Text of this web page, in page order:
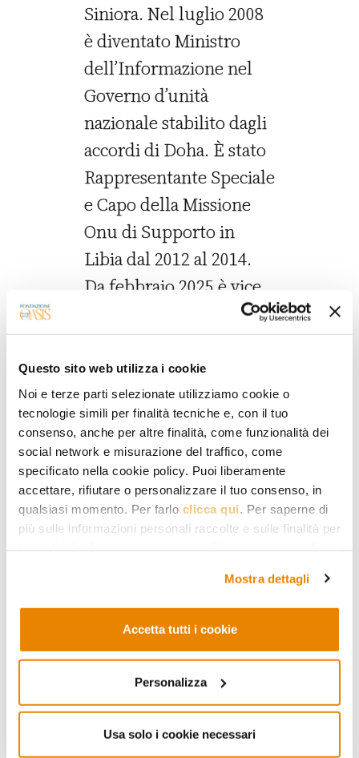
Questo sito web utilizza i cookie
Noi e terze parti selezionate utilizziamo cookie o
tecnologie simili per finalità tecniche e, con il tuo
consenso, anche per altre finalità, come funzionalità dei
social network e misurazione del traffico, come
specificato nella cookie policy. Puoi liberamente
accettare, rifiutare o personalizzare il tuo consenso, in
qualsiasi momento. Per farlo clicca qui . Per saperne di
più sulle informazioni personali raccolte e sulle finalità per
Mostra dettagli
Accetta tutti i cookie
Personalizza
Usa solo i cookie necessari
Siniora. Nel luglio 2008
è diventato Ministro
dell’Informazione nel
Governo d’unità
nazionale stabilito dagli
accordi di Doha. È stato
Rappresentante Speciale
e Capo della Missione
Onu di Supporto in
Libia dal 2012 al 2014.
Da febbraio 2025 è vice
governo libanese.
pubblicazione dell’ultimo articolo
Ultimi articoli
Chi salverà il Libano?